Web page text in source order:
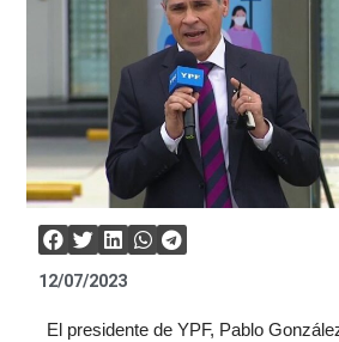
12/07/2023
El presidente de YPF, Pablo